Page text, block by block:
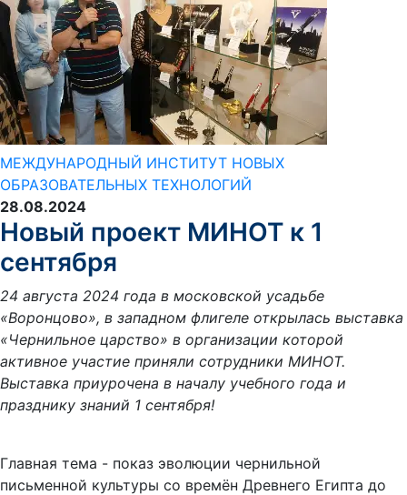
МЕЖДУНАРОДНЫЙ ИНСТИТУТ НОВЫХ
ОБРАЗОВАТЕЛЬНЫХ ТЕХНОЛОГИЙ
28.08.2024
Новый проект МИНОТ к 1
сентября
24 августа 2024 года в московской усадьбе
«Воронцово», в западном флигеле открылась выставка
«Чернильное царство» в организации которой
активное участие приняли сотрудники МИНОТ.
Выставка приурочена в началу учебного года и
празднику знаний 1 сентября!
Главная тема - показ эволюции чернильной
письменной культуры со времён Древнего Египта до